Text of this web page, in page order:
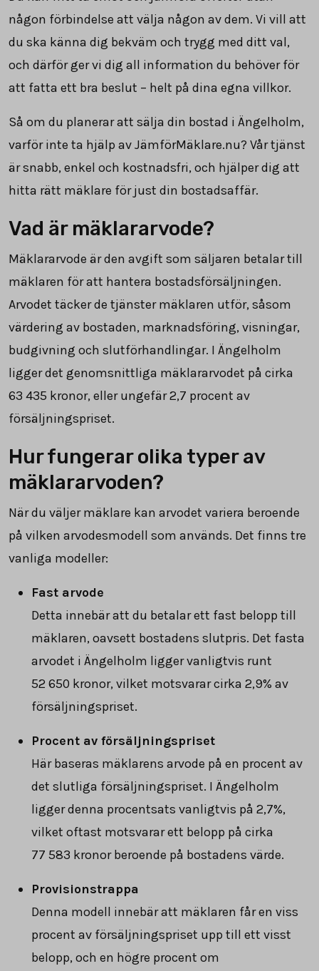
någon förbindelse att välja någon av dem. Vi vill att
du ska känna dig bekväm och trygg med ditt val,
och därför ger vi dig all information du behöver för
att fatta ett bra beslut – helt på dina egna villkor.
Så om du planerar att sälja din bostad i Ängelholm,
varför inte ta hjälp av JämförMäklare.nu? Vår tjänst
är snabb, enkel och kostnadsfri, och hjälper dig att
hitta rätt mäklare för just din bostadsaffär.
Vad är mäklararvode?
Mäklararvode är den avgift som säljaren betalar till
mäklaren för att hantera bostadsförsäljningen.
Arvodet täcker de tjänster mäklaren utför, såsom
värdering av bostaden, marknadsföring, visningar,
budgivning och slutförhandlingar. I Ängelholm
ligger det genomsnittliga mäklararvodet på cirka
63 435 kronor, eller ungefär2,7 procent av
försäljningspriset.
Hur fungerar olika typer av
mäklararvoden?
När du väljer mäklare kan arvodet variera beroende
på vilken arvodesmodell som används. Det finns tre
vanliga modeller:
Fast arvode
Detta innebär att du betalar ett fast belopp till
mäklaren, oavsett bostadens slutpris. Det fasta
arvodet i Ängelholm ligger vanligtvis runt
52 650 kronor, vilket motsvarar cirka 2,9% av
försäljningspriset.
Procent av försäljningspriset
Här baseras mäklarens arvode på en procent av
det slutliga försäljningspriset. I Ängelholm
ligger denna procentsats vanligtvis på 2,7%,
vilket oftast motsvarar ett belopp på cirka
77 583 kronor beroende på bostadens värde.
Provisionstrappa
Denna modell innebär att mäklaren får en viss
procent av försäljningspriset upp till ett visst
belopp, och en högre procent om